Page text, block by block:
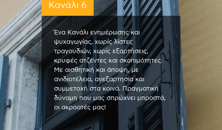
Κανάλι 6
Ένα Κανάλι ενημέρωσης και
ψυχαγωγίας, χωρίς λίστες
τραγουδιών, χωρίς εξαρτήσεις,
κρυφές ατζέντες και σκοπιμότητες.
Με αισθητική και άποψη, με
ανιδιοτέλεια, ανεξαρτησία και
συμμετοχή στα κοινά. Πραγματική
δύναμη που μας σπρώχνει μπροστά,
οι ακροατές μας!